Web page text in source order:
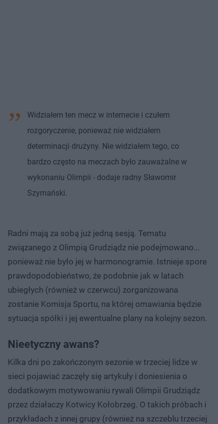
Widziałem ten mecz w internecie i czułem
rozgoryczenie, ponieważ nie widziałem
determinacji drużyny. Nie widziałem tego, co
bardzo często na meczach było zauważalne w
wykonaniu Olimpii - dodaje radny Sławomir
Szymański.
Radni mają za sobą już jedną sesją. Tematu
związanego z Olimpią Grudziądz nie podejmowano...
ponieważ nie było jej w harmonogramie. Istnieje spore
prawdopodobieństwo, że podobnie jak w latach
ubiegłych (również w czerwcu) zorganizowana
zostanie Komisja Sportu, na której omawiania będzie
sytuacja spółki i jej ewentualne plany na kolejny sezon.
Nieetyczny awans?
Kilka dni po zakończonym sezonie w trzeciej lidze w
sieci pojawiać zaczęły się artykuły i doniesienia o
dodatkowym motywowaniu rywali Olimpii Grudziądz
przez działaczy Kotwicy Kołobrzeg. O takich próbach i
przykładach z innej grupy (również na szczeblu trzeciej